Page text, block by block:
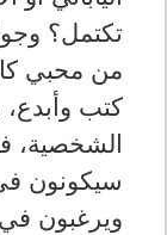
تكتمل؟
من محبي
كتب وأبدع،
الشخصية،
سيكونون
ويرغبون